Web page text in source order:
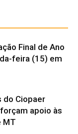
Final de Ano
feira (15) em
do Ciopaer
apoio às
MT